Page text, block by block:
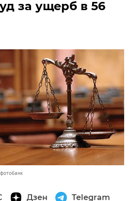
за ущерб в 56
Дзен Telegram